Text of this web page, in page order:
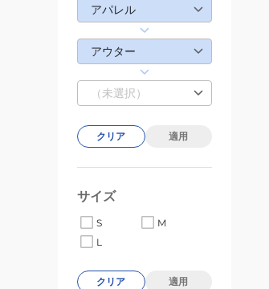
アパレル
アウター
（未選択）
クリア 適用
サイズ
S
M
L
クリア 適用